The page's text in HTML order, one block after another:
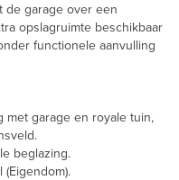
de garage over een
opslagruimte beschikbaar
functionele aanvulling
met garage en royale tuin,
beglazing.
(Eigendom).